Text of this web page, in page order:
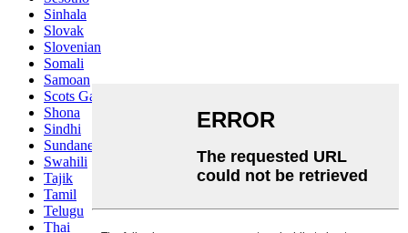
Sinhala
Slovak
Slovenian
Somali
Samoan
Scots Gaelic
Shona
Sindhi
Sundanese
Swahili
Tajik
Tamil
Telugu
Thai